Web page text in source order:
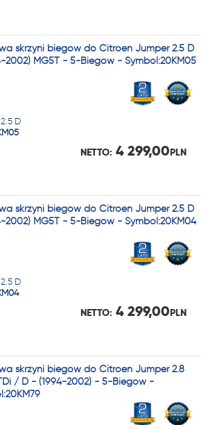
skrzyni biegów do Citroen Jumper 2.5 D
2002) MG5T - 5-Biegów - Symbol:20KM05
D
NETTO: 4 299,00PLN
skrzyni biegów do Citroen Jumper 2.5 D
2002) MG5T - 5-Biegów - Symbol:20KM04
D
NETTO: 4 299,00PLN
skrzyni biegów do Citroen Jumper 2.8
/ D - (1994-2002) - 5-Biegów -